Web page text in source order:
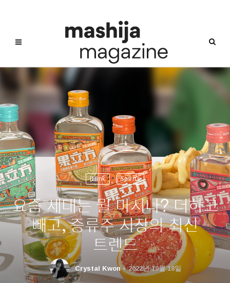
Drink Spirits
요즘 세대는 뭘 마시나? 더하고
빼고, 증류주 시장의 최신
트렌드
Crystal Kwon 2022년 10월 18일